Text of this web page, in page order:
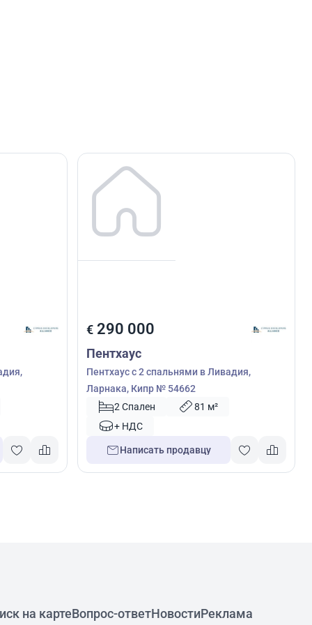
€290 000
Пентхаус
Пентхаус с 2 спальнями в Ливадия,
Ларнака, Кипр № 54662
2 Спален
81 м²
+ НДС
Написать продавцу
на картеВопрос-ответНовостиРеклама